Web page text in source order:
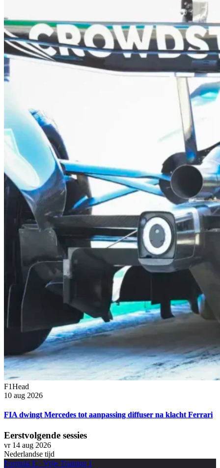
F1Head
10 aug 2026
FIA dwingt Mercedes tot aanpassing diffuser na klacht Ferrari
Eerstvolgende sessies
vr 14 aug 2026
Nederlandse tijd
Formula E · Vrije Training 1